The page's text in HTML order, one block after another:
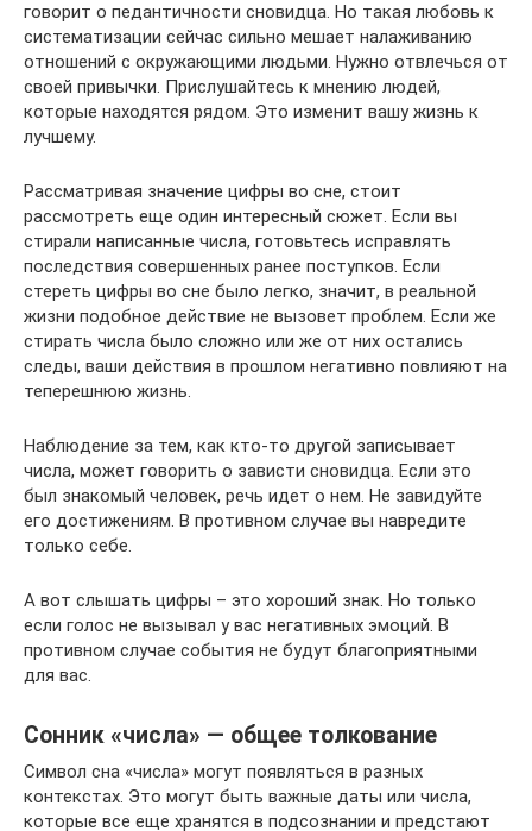
говорит о педантичности сновидца. Но такая любовь к
систематизации сейчас сильно мешает налаживанию
отношений с окружающими людьми. Нужно отвлечься от
своей привычки. Прислушайтесь к мнению людей,
которые находятся рядом. Это изменит вашу жизнь к
лучшему.
Рассматривая значение цифры во сне, стоит
рассмотреть еще один интересный сюжет. Если вы
стирали написанные числа, готовьтесь исправлять
последствия совершенных ранее поступков. Если
стереть цифры во сне было легко, значит, в реальной
жизни подобное действие не вызовет проблем. Если же
стирать числа было сложно или же от них остались
следы, ваши действия в прошлом негативно повлияют на
теперешнюю жизнь.
Наблюдение за тем, как кто-то другой записывает
числа, может говорить о зависти сновидца. Если это
был знакомый человек, речь идет о нем. Не завидуйте
его достижениям. В противном случае вы навредите
только себе.
А вот слышать цифры – это хороший знак. Но только
если голос не вызывал у вас негативных эмоций. В
противном случае события не будут благоприятными
для вас.
Сонник «числа» — общее толкование
Символ сна «числа» могут появляться в разных
контекстах. Это могут быть важные даты или числа,
которые все еще хранятся в подсознании и предстают